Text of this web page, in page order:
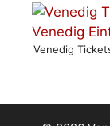
Venedig